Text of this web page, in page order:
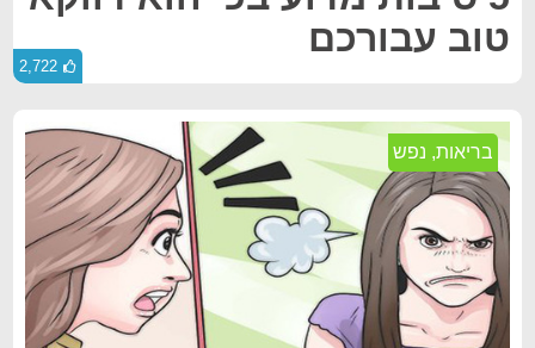
טוב עבורכם
2,722
בריאות, נפש